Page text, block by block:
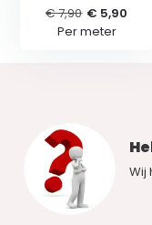
€ 7,90 € 5,90
Per meter
Wij